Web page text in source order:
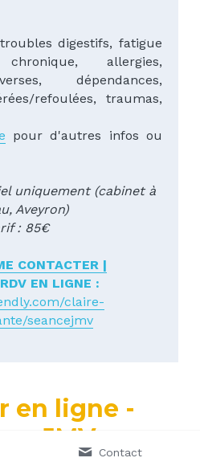
digestifs, fatigue
allergies,
dépendances,
refoulées, traumas,
pour d'autres infos ou
uniquement (cabinet à
Aveyron)
: 85€
CONTACTER |
claire-
seancejmv
en ligne -
JMV Contact